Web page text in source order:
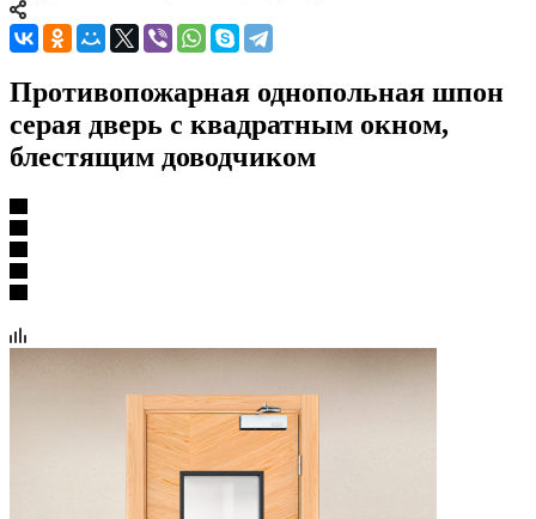
Противопожарная однопольная шпон
серая дверь с квадратным окном,
блестящим доводчиком